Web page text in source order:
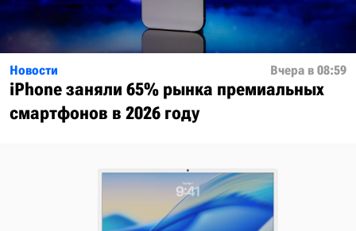
Новости Вчера в 08:59
iPhone заняли 65% рынка премиальных
смартфонов в 2026 году